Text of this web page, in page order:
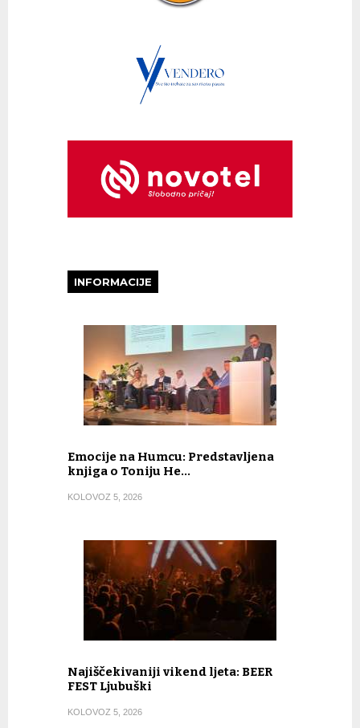
INFORMACIJE
Emocije na Humcu: Predstavljena
knjiga o Toniju He…
KOLOVOZ 5, 2026
Najiščekivaniji vikend ljeta: BEER
FEST Ljubuški
KOLOVOZ 5, 2026